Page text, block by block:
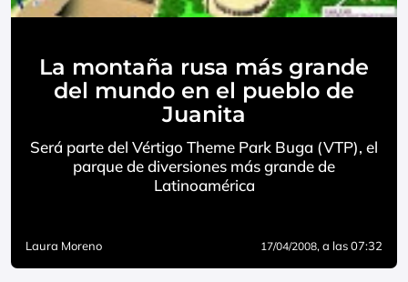
La montaña rusa más grande
del mundo en el pueblo de
Juanita
Será parte del Vértigo Theme Park Buga (VTP), el
parque de diversiones más grande de
Latinoamérica
Laura Moreno 17/04/2008, a las 07:32